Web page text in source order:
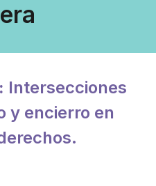
Intersecciones
y encierro en